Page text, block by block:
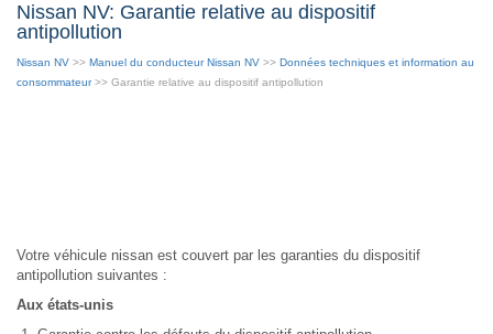
Nissan NV: Garantie relative au dispositif
antipollution
Nissan NV >> Manuel du conducteur Nissan NV >> Données techniques et information au
consommateur>> Garantie relative au dispositif antipollution
Votre véhicule nissan est couvert par les garanties du dispositif
antipollution suivantes :
Aux états-unis